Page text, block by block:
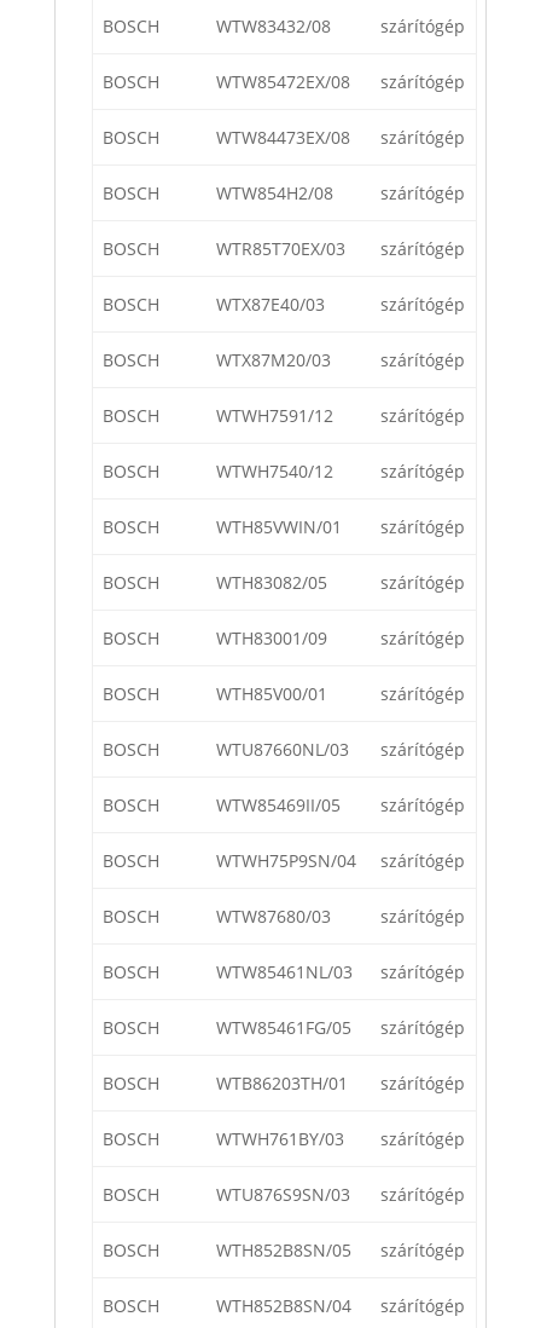
BOSCH WTW83432/08 szárítógép
BOSCH WTW85472EX/08 szárítógép
BOSCH WTW84473EX/08 szárítógép
BOSCH WTW854H2/08 szárítógép
BOSCH WTR85T70EX/03 szárítógép
BOSCH WTX87E40/03 szárítógép
BOSCH WTX87M20/03 szárítógép
BOSCH WTWH7591/12 szárítógép
BOSCH WTWH7540/12 szárítógép
BOSCH WTH85VWIN/01 szárítógép
BOSCH WTH83082/05 szárítógép
BOSCH WTH83001/09 szárítógép
BOSCH WTH85V00/01 szárítógép
BOSCH WTU87660NL/03 szárítógép
BOSCH WTW85469II/05 szárítógép
BOSCH WTWH75P9SN/04 szárítógép
BOSCH WTW87680/03 szárítógép
BOSCH WTW85461NL/03 szárítógép
BOSCH WTW85461FG/05 szárítógép
BOSCH WTB86203TH/01 szárítógép
BOSCH WTWH761BY/03 szárítógép
BOSCH WTU876S9SN/03 szárítógép
BOSCH WTH852B8SN/05 szárítógép
BOSCH WTH852B8SN/04 szárítógép